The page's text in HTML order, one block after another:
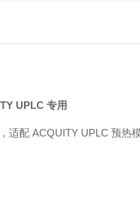
UPLC 专用
适配 ACQUITY UPLC 预热